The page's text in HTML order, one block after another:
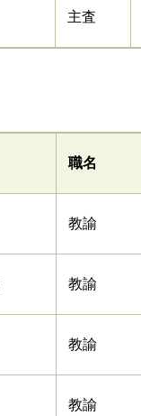
主査
職名
教諭
教諭
教諭
教諭